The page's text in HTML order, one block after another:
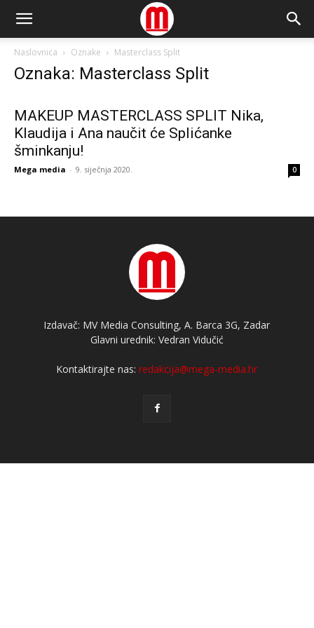
Naslovnica Oznake Masterclass Split
Oznaka: Masterclass Split
MAKEUP MASTERCLASS SPLIT Nika,
Klaudija i Ana naučit će Splićanke
šminkanju!
Mega media - 9. siječnja 2020. 0
Izdavač: MV Media Consulting, A. Barca 3G, Zadar
Glavni urednik: Vedran Vidučić
Kontaktirajte nas:redakcija@mega-media.hr